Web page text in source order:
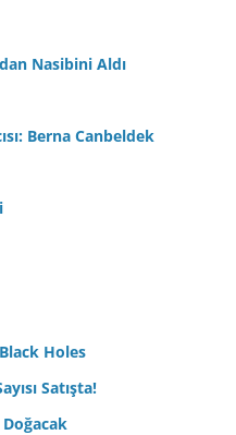
Nasibini Aldı
Berna Canbeldek
Holes
Satışta!